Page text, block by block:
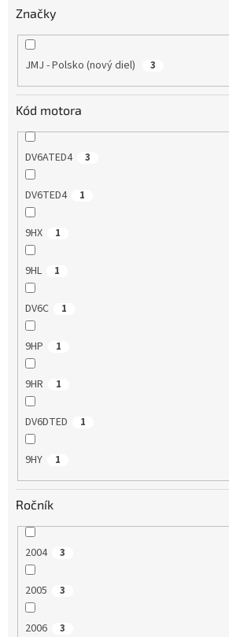
Značky
JMJ - Polsko (nový diel) 3
Kód motora
DV6ATED4 3
DV6TED4 1
9HX 1
9HL 1
DV6C 1
9HP 1
9HR 1
DV6DTED 1
9HY 1
Ročník
2004 3
2005 3
2006 3